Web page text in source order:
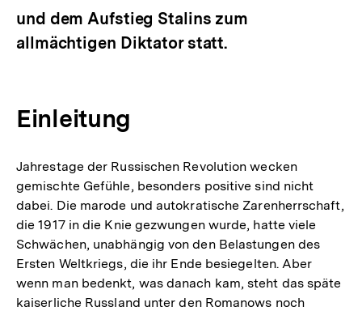
und dem Aufstieg Stalins zum
allmächtigen Diktator statt.
Einleitung
Jahrestage der Russischen Revolution wecken
gemischte Gefühle, besonders positive sind nicht
dabei. Die marode und autokratische Zarenherrschaft,
die 1917 in die Knie gezwungen wurde, hatte viele
Schwächen, unabhängig von den Belastungen des
Ersten Weltkriegs, die ihr Ende besiegelten. Aber
wenn man bedenkt, was danach kam, steht das späte
kaiserliche Russland unter den Romanows noch